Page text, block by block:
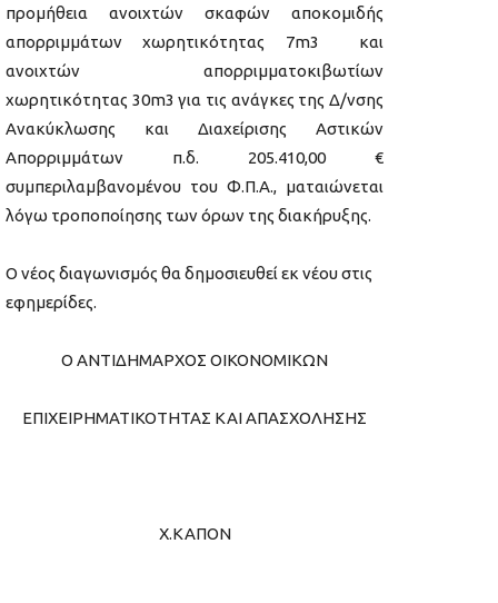
προμήθεια ανοιχτών σκαφών αποκομιδής
απορριμμάτων χωρητικότητας 7m3 και
ανοιχτών απορριμματοκιβωτίων
χωρητικότητας 30m3 για τις ανάγκες της Δ/νσης
Ανακύκλωσης και Διαχείρισης Αστικών
Απορριμμάτων π.δ. 205.410,00 €
συμπεριλαμβανομένου του Φ.Π.Α., ματαιώνεται
λόγω τροποποίησης των όρων της διακήρυξης.
Ο νέος διαγωνισμός θα δημοσιευθεί εκ νέου στις
εφημερίδες.
Ο ΑΝΤΙΔΗΜΑΡΧΟΣ ΟΙΚΟΝΟΜΙΚΩΝ
ΕΠΙΧΕΙΡΗΜΑΤΙΚΟΤΗΤΑΣ ΚΑΙ ΑΠΑΣΧΟΛΗΣΗΣ
Χ.ΚΑΠΟΝ